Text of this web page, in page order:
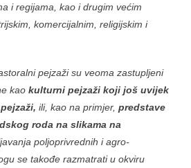
i regijama, kao i drugim većim
komercijalnim, religijskim i
pejzaži su veoma zastupljeni
kao kulturni pejzaži koji još uvijek
ili, kao na primjer, predstave
roda na slikama na
poljoprivrednih i agro-
se takođe razmatrati u okviru